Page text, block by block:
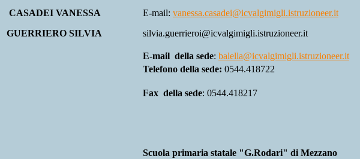
CASADEI VANESSA
GUERRIERO SILVIA
E-mail: vanessa.casadei@icvalgimigli.istruzioneer.it
silvia.guerrieroi@icvalgimigli.istruzioneer.it
E-mail della sede: balella@icvalgimigli.istruzioneer.it
Telefono della sede: 0544.418722
Fax della sede: 0544.418217
Scuola primaria statale "G.Rodari" di Mezzano